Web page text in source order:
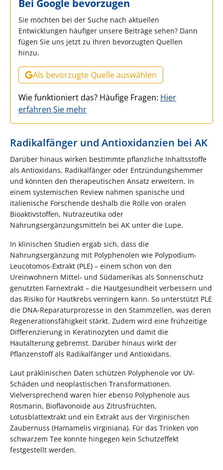
Bei Google bevorzugen
Sie möchten bei der Suche nach aktuellen
Entwicklungen häufiger unsere Beiträge sehen? Dann
fügen Sie uns jetzt zu Ihren bevorzugten Quellen
hinzu.
Als bevorzugte Quelle auswählen
Wie funktioniert das? Häufige Fragen: Hier
erfahren Sie mehr
Radikalfänger und Antioxidanzien bei AK
Darüber hinaus wirken bestimmte pflanzliche Inhaltsstoffe
als Antioxidans, Radikalfänger oder Entzündungshemmer
und könnten den therapeutischen Ansatz erweitern. In
einem systemischen Review nahmen spanische und
italienische Forschende deshalb die Rolle von oralen
Bioaktivstoffen, Nutrazeutika oder
Nahrungsergänzungsmitteln bei AK unter die Lupe.
In klinischen Studien ergab sich, dass die
Nahrungsergänzung mit Polyphenolen wie Polypodium-
Leucotomos-Extrakt (PLE) – einem schon von den
Ureinwohnern Mittel- und Südamerikas als Sonnenschutz
genutzten Farnextrakt – die Hautgesundheit verbessern und
das Risiko für Hautkrebs verringern kann. So unterstützt PLE
die DNA-Reparaturprozesse in den Stammzellen, was deren
Regenerationsfähigkeit stärkt. Zudem wird eine frühzeitige
Differenzierung in Keratinozyten und damit die
Hautalterung gebremst. Darüber hinaus wirkt der
Pflanzenstoff als Radikalfänger und Antioxidans.
Laut präklinischen Daten schützen Polyphenole vor UV-
Schäden und neoplastischen Transformationen.
Vielversprechend waren hier ebenso Polyphenole aus
Rosmarin, Bioflavonoide aus Zitrusfrüchten,
Lotusblattextrakt und ein Extrakt aus der Virginischen
Zaubernuss (Hamamelis virginiana). Für das Trinken von
schwarzem Tee konnte hingegen kein Schutzeffekt
festgestellt werden.